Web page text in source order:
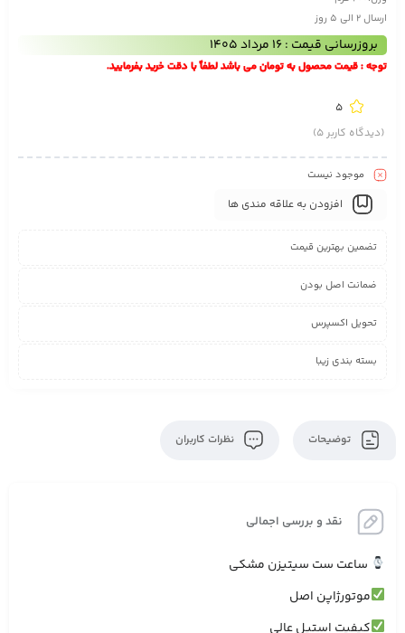
ارسال 2 الی 5 روز
بروزرسانی قیمت : 16 مرداد 1405
توجه : قیمت محصول به تومان می باشد لطفاً با دقت خرید بفرمایید.
5
(دیدگاه کاربر5
)
موجود نیست
افزودن به علاقه مندی ها
تضمین بهترین قیمت
ضمانت اصل بودن
تحویل اکسپرس
بسته بندی زیبا
توضیحات نظرات کاربران
نقد و بررسی اجمالی
ساعت ست سیتیزن مشکی
موتورژاپن اصل
کیفیت استیل عالی